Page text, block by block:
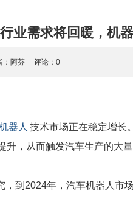
业需求将回暖，机
：阿芬 评论：0
器人 技术市场正在稳定增长
，从而触发汽车生产的大量
到2024年，汽车机器人市